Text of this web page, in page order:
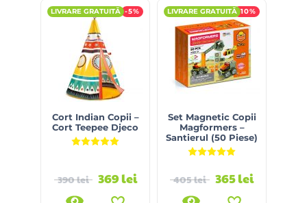
-5%
LIVRARE GRATUITĂ
Cort Indian Copii –
Cort Teepee Djeco
5.00din 5
390lei 369lei
-10%
LIVRARE GRATUITĂ
Set Magnetic Copii
Magformers –
Santierul (50 Piese)
405lei 365lei